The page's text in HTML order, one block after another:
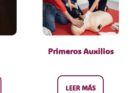
Primeros Auxilios
LEER MÁS